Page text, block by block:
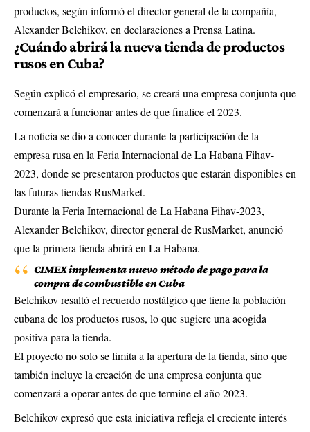
productos, según informó el director general de la compañía,
Alexander Belchikov, en declaraciones a Prensa Latina.
¿Cuándo abrirá la nueva tienda de productos
rusos en Cuba?
Según explicó el empresario, se creará una empresa conjunta que
comenzará a funcionar antes de que finalice el 2023.
La noticia se dio a conocer durante la participación de la
empresa rusa en la Feria Internacional de La Habana Fihav-
2023, donde se presentaron productos que estarán disponibles en
las futuras tiendas RusMarket.
Durante la Feria Internacional de La Habana Fihav-2023,
Alexander Belchikov, director general de RusMarket, anunció
que la primera tienda abrirá en La Habana.
CIMEX implementa nuevo método de pago para la
compra de combustible en Cuba
Belchikov resaltó el recuerdo nostálgico que tiene la población
cubana de los productos rusos, lo que sugiere una acogida
positiva para la tienda.
El proyecto no solo se limita a la apertura de la tienda, sino que
también incluye la creación de una empresa conjunta que
comenzará a operar antes de que termine el año 2023.
Belchikov expresó que esta iniciativa refleja el creciente interés